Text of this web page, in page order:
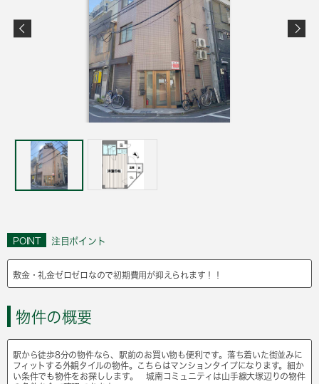
POINT 注目ポイント
敷金・礼金ゼロゼロなので初期費用が抑えられます！！
物件の概要
駅から徒歩8分の物件なら、駅前のお買い物も便利です。落ち着いた街並みに
フィットする外観タイルの物件。こちらはマンションタイプになります。細か
い条件でも物件をお探しします。 城南コミュニティは山手線大塚辺りの物件